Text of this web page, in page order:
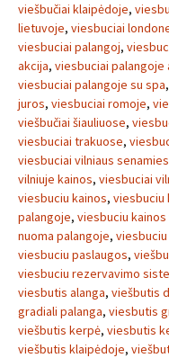
viešbučiai klaipėdoje,
lietuvoje, viesbuciai
viesbuciai palangoj,
akcija, viesbuciai palangoje
viesbuciai palangoje su spa,
juros, viesbuciai romoje,
viešbučiai šiauliuose,
viesbuciai trakuose,
viesbuciai vilniaus
vilniuje kainos, viesbuciai
viesbuciu kainos, viesbuciu
palangoje, viesbuciu kainos
nuoma palangoje,
viesbuciu paslaugos,
viesbuciu rezervavimo
viesbutis alanga, viešbutis
gradiali palanga, viesbutis
viešbutis kerpė, viesbutis
viešbutis klaipėdoje,